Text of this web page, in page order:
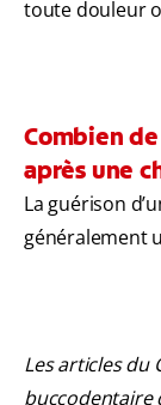
toute douleur
Combien
après une
La guérison
généralement
Les articles du
buccodentaire